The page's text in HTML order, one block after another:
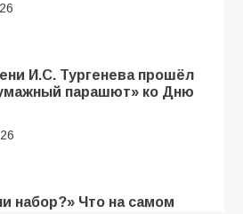
И.С. Тургенева прошёл
парашют» ко Дню
набор?» Что на самом